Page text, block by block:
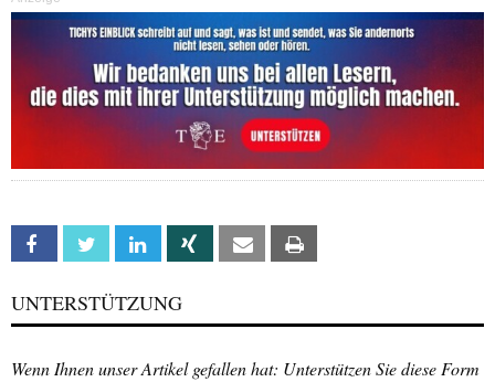
Facebook Twitter Linkedin Xing Email
UNTERSTÜTZUNG
Wenn Ihnen unser Artikel gefallen hat: Unterstützen Sie diese Form